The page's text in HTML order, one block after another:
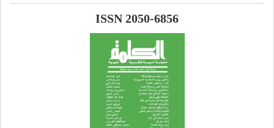
ISSN 2050-6856